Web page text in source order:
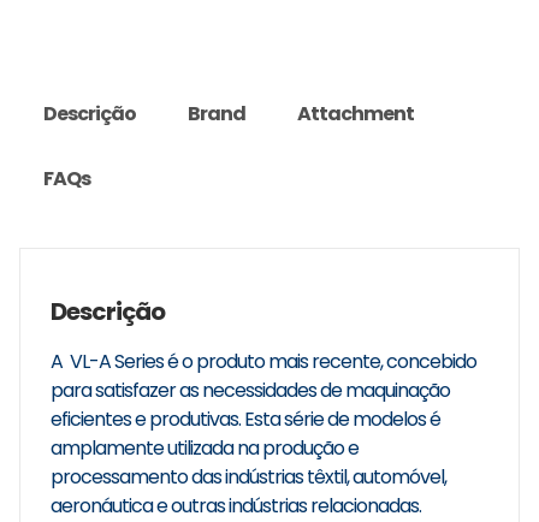
Descrição Brand Attachment
FAQs
Descrição
A VL-A Series é o produto mais recente, concebido
para satisfazer as necessidades de maquinação
eficientes e produtivas. Esta série de modelos é
amplamente utilizada na produção e
processamento das indústrias têxtil, automóvel,
aeronáutica e outras indústrias relacionadas.